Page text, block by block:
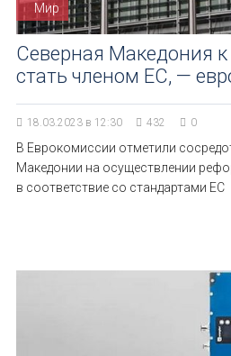
Мир
Северная Македония
стать членом ЕС, —
18.03.2023 в 12:30 432 0
В Еврокомиссии отметили
Македонии на осуществлении
в соответствие со стандартами ЕС